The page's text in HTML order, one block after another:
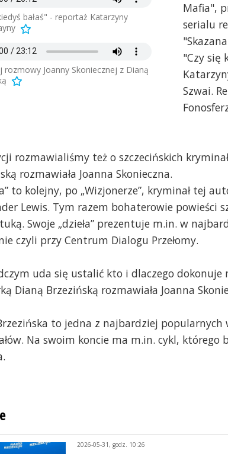
bałaś" - reportaż Katarzyny
rozmowy Joanny Skoniecznej z Dianą
Mafia",
serialu
"Czy się
Szwai.
rozmawialiśmy też o szczecińskich
rozmawiała Joanna Skonieczna.
to kolejny, po „Wizjonerze”, kryminał tej
Lewis. Tym razem bohaterowie powieści
Swoje „dzieła” prezentuje m.in. w
czyli przy Centrum Dialogu Przełomy.
uda się ustalić kto i dlaczego dokonuje
Dianą Brzezińską rozmawiała Joanna
to jedna z najbardziej popularnych
Na swoim koncie ma m.in. cykl,
2026-05-31, godz. 10:26